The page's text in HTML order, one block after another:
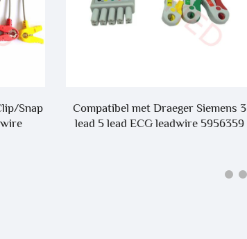
Snap
Compatibel met Draeger Siemens 3
lead 5 lead ECG leadwire 5956359